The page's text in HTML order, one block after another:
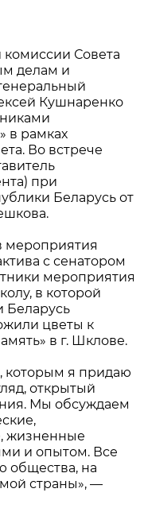
комиссии Совета
делам и
Кушнаренко
в рамках
Во встрече
при
Беларусь от
мероприятия
с сенатором
мероприятия
в которой
Беларусь
цветы к
в г. Шклове.
которым я придаю
открытый
Мы обсуждаем
жизненные
и опытом. Все
общества, на
страны», —